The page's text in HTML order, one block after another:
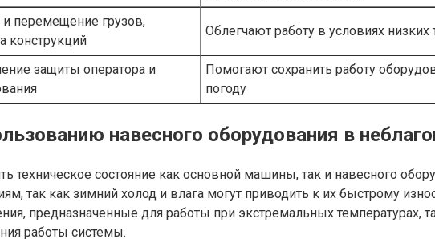
перемещение грузов,
конструкций
Облегчают работу в условиях
защиты оператора и
Помогают сохранить работу
погоду
навесного оборудования в
техническое состояние как основной машины, так и навесного
так как зимний холод и влага могут приводить к их быстрому
предназначенные для работы при экстремальных температурах,
работы системы.